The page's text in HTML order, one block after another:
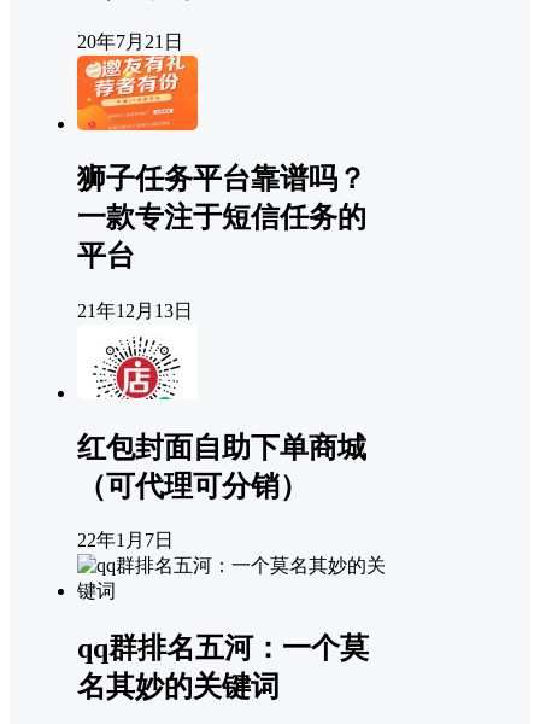
20年7月21日
狮子任务平台靠谱吗？
一款专注于短信任务的
平台
21年12月13日
红包封面自助下单商城
（可代理可分销）
22年1月7日
qq群排名五河：一个莫
名其妙的关键词